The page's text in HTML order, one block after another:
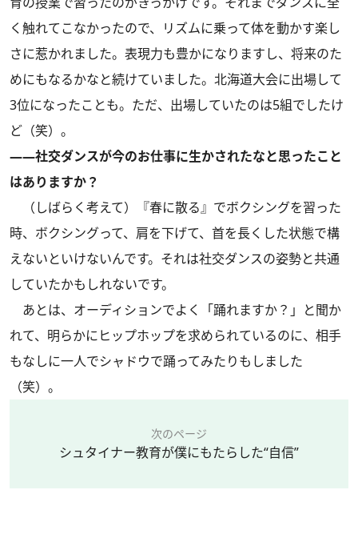
く触れてこなかったので、リズムに乗って体を動かす楽し
さに惹かれました。表現力も豊かになりますし、将来のた
めにもなるかなと続けていました。北海道大会に出場して
3位になったことも。ただ、出場していたのは5組でしたけ
ど（笑）。
――社交ダンスが今のお仕事に生かされたなと思ったこと
はありますか？
（しばらく考えて）『春に散る』でボクシングを習った
時、ボクシングって、肩を下げて、首を長くした状態で構
えないといけないんです。それは社交ダンスの姿勢と共通
していたかもしれないです。
あとは、オーディションでよく「踊れますか？」と聞か
れて、明らかにヒップホップを求められているのに、相手
もなしに一人でシャドウで踊ってみたりもしました
（笑）。
次のページ
シュタイナー教育が僕にもたらした“自信”